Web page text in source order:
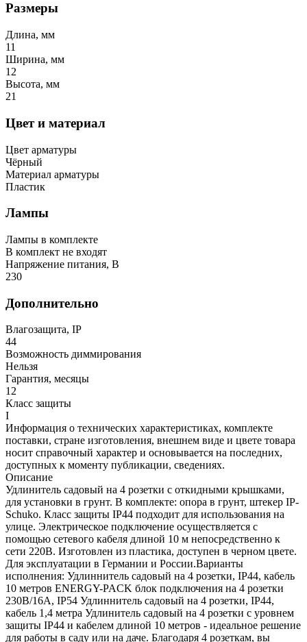
Размеры
Длина, мм
11
Ширина, мм
12
Высота, мм
21
Цвет и материал
Цвет арматуры
Чёрный
Материал арматуры
Пластик
Лампы
Лампы в комплекте
В комплект не входят
Напряжение питания, В
230
Дополнительно
Влагозащита, IP
44
Возможность диммирования
Нельзя
Гарантия, месяцы
12
Класс защиты
I
Информация о технических характеристиках, комплекте
поставки, стране изготовления, внешнем виде и цвете товара
носит справочный характер и основывается на последних,
доступных к моменту публикации, сведениях.
Описание
Удлинитель садовый на 4 розетки с откидными крышками,
для установки в грунт. В комплекте: опора в грунт, штекер IP-
Schuko. Класс защиты IP44 подходит для использования на
улице. Электрическое подключение осуществляется с
помощью сетевого кабеля длиной 10 м непосредственно к
сети 220В. Изготовлен из пластика, доступен в черном цвете.
Для эксплуатации в Германии и России.Варианты
исполнения: Удлиннитель садовый на 4 розетки, IP44, кабель
10 метров ENERGY-PACK блок подключения на 4 розетки
230B/16A, IP54 Удлиннитель садовый на 4 розетки, IP44,
кабель 1,4 метра Удлинитель садовый на 4 розетки с уровнем
защиты IP44 и кабелем длиной 10 метров - идеальное решение
для работы в саду или на даче. Благодаря 4 розеткам, вы